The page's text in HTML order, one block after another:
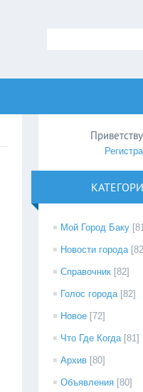
Мой Город Баку
Новости города
Справочник [82]
Голос города [82]
Новое [72]
Что Где Когда [81]
Архив [80]
Объявления [80]